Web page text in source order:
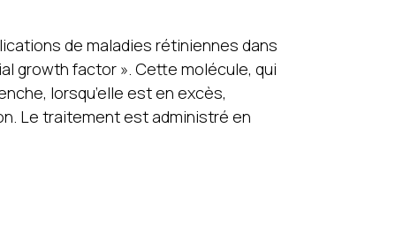
de maladies rétiniennes dans
growth factor ». Cette molécule, qui
lorsqu’elle est en excès,
Le traitement est administré en